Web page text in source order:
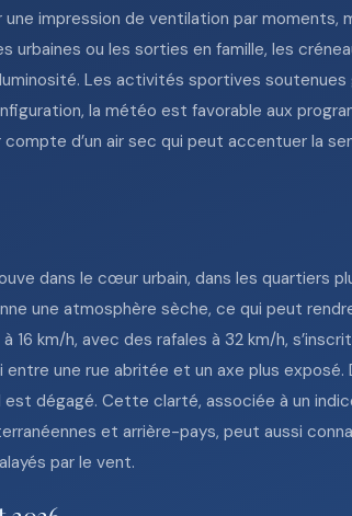
impression de ventilation par moments,
urbaines ou les sorties en famille, les
Les activités sportives
la météo est favorable aux
d’un air sec qui peut accentuer la
dans le cœur urbain, dans les quartiers
une atmosphère sèche, ce qui peut
16 km/h, avec des rafales à 32 km/h,
une rue abritée et un axe plus exposé.
dégagé. Cette clarté, associée à un
et arrière-pays, peut aussi
par le vent.